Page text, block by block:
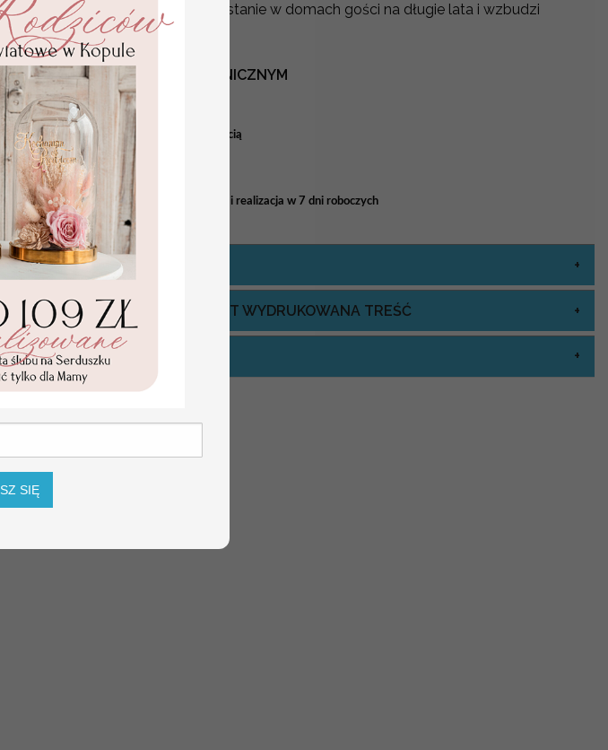
rodzaju pamiątką, która pozostanie w domach gości na długie lata i wzbudzi
przyjemne wspomnienia.
ZAWIESZKI W STYLU BOTANICZNYM
wymiary: około 7 cm na 11 cm
minimalna ilość - 20 sztuk z jedną treścią
USŁUGA EKSPRESSOWA:
Dopłata 40% do wartości zamówienia i realizacja w 7 dni roboczych
KOLOR OKŁADKI
KOLOR PAPIERU NA NIEJ JEST WYDRUKOWANA TREŚĆ
KOLOR SZNURKA
SIĘ